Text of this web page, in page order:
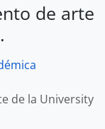
de arte
de la University